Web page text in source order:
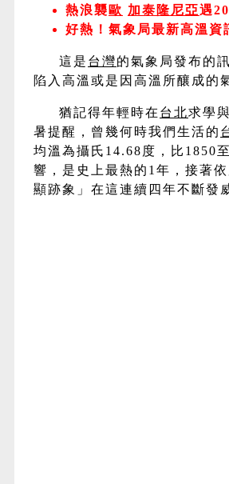
熱浪襲 歐 加泰隆尼亞遇
好熱！氣象局最新高溫資
這是 台灣的氣象局發布的
陷入高溫或是因高溫所釀成的
猶記得年輕時在 台北求學
暑提醒，曾幾何時我們生活的
均溫為攝氏14.68度，比1850
響，是史上最熱的1年，接著
顯跡象」在這連續四年不斷發